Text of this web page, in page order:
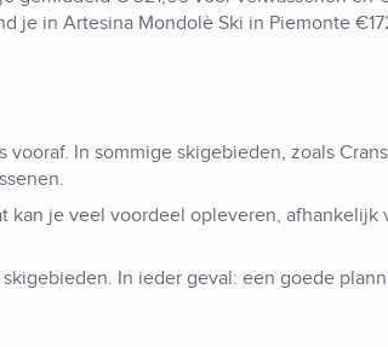
je in Artesina Mondolè Ski in Piemonte
In sommige skigebieden, zoals
je veel voordeel opleveren, afhankelijk
In ieder geval: een goede